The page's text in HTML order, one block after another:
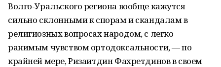
Волго-Уральского региона вообще кажутся
сильно склонными к спорам и скандалам в
религиозных вопросах народом, с легко
ранимым чувством ортодоксальности, — по
крайней мере, Ризаитдин Фахретдинов в своем